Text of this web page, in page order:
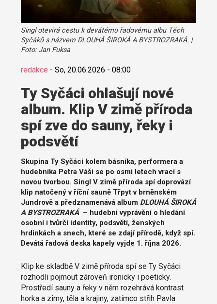
Singl otevírá cestu k devátému řadovému albu Těch
Syčáků s názvem DLOUHÁ ŠIROKÁ A BYSTROZRAKÁ. |
Foto: Jan Fuksa
redakce - So, 20.06.2026 - 08:00
Ty Syčáci ohlašují nové
album. Klip V zimě příroda
spí zve do sauny, řeky i
podsvětí
Skupina Ty Syčáci kolem básníka, performera a
hudebníka Petra Váši se po osmi letech vrací s
novou tvorbou. Singl V zimě příroda spí doprovází
klip natočený v říční sauně Třpyt v brněnském
Jundrově a předznamenává album DLOUHÁ ŠIROKÁ
A BYSTROZRAKÁ– hudební vyprávění o hledání
osobní i tvůrčí identity, podsvětí, ženských
hrdinkách a snech, které se zdají přírodě, když spí.
Devátá řadová deska kapely vyjde 1. října 2026.
Klip ke skladbě V zimě příroda spí se Ty Syčáci
rozhodli pojmout zároveň ironicky i poeticky.
Prostředí sauny a řeky v něm rozehrává kontrast
horka a zimy, těla a krajiny, zatímco střih Pavla